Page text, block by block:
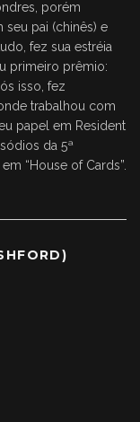
porém
seu pai (chinês) e
fez sua estréia
primeiro prêmio:
isso, fez
trabalhou com
papel em Resident
da 5ª
“House of Cards”.